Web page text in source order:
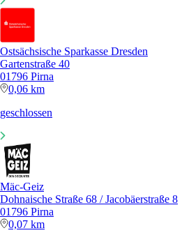
Ostsächsische Sparkasse Dresden
Gartenstraße 40
01796 Pirna
0,06 km
geschlossen
Mäc-Geiz
Dohnaische Straße 68 / Jacobäerstraße 8
01796 Pirna
0,07 km